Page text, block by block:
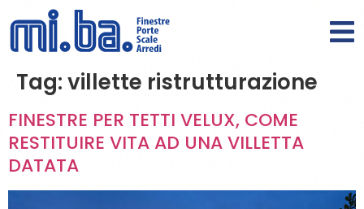
Tag:villette ristrutturazione
FINESTRE PER TETTI VELUX, COME
RESTITUIRE VITA AD UNA VILLETTA
DATATA